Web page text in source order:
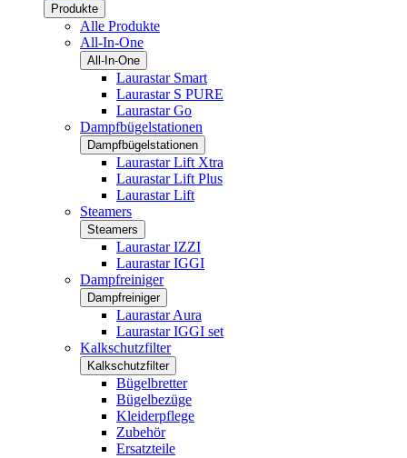
Produkte
Alle Produkte
All-In-One
All-In-One
Laurastar Smart
Laurastar S PURE
Laurastar Go
Dampfbügelstationen
Dampfbügelstationen
Laurastar Lift Xtra
Laurastar Lift Plus
Laurastar Lift
Steamers
Steamers
Laurastar IZZI
Laurastar IGGI
Dampfreiniger
Dampfreiniger
Laurastar Aura
Laurastar IGGI set
Kalkschutzfilter
Kalkschutzfilter
Bügelbretter
Bügelbezüge
Kleiderpflege
Zubehör
Ersatzteile